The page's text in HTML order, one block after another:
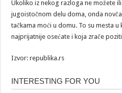
Ukoliko iz nekog razloga ne možete
jugoistočnom delu doma, onda
tačkama moći u domu. To su mesta u
najprijatnije osećate i koja zrače
Izvor: republika.rs